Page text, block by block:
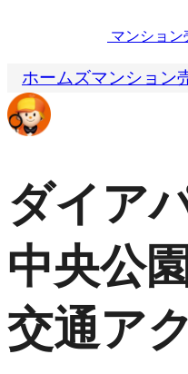
マンション
ホームズマンション
ダイア
中央公
交通ア